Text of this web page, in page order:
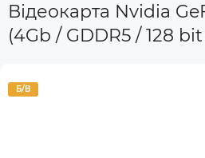
Відеокарта Nvidia
(4Gb / GDDR5 / 128
Б/В